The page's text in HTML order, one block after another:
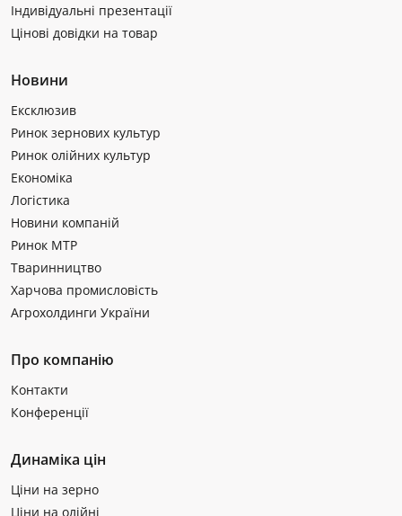
Індивідуальні презентації
Цінові довідки на товар
Новини
Ексклюзив
Ринок зернових культур
Ринок олійних культур
Економіка
Логістика
Новини компаній
Ринок МТР
Тваринництво
Харчова промисловість
Агрохолдинги України
Про компанію
Контакти
Конференції
Динаміка цін
Ціни на зерно
Ціни на олійні